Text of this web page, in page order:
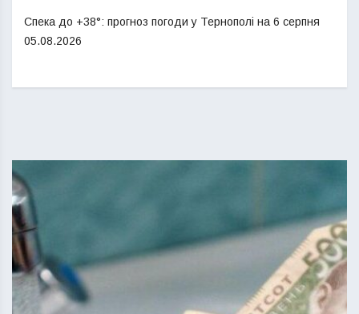
Спека до +38°: прогноз погоди у Тернополі на 6 серпня
05.08.2026